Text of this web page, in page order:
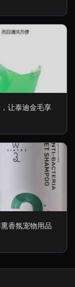
让泰迪金毛享
香氛宠物用品